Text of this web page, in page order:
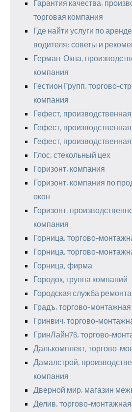
Гарантия качества,
торговая компания
Где найти услуги по
водителя: советы и
Герман-Окна,
компания
Гестион Групп, торгово-
компания
Гефест,
Гефест,
Гефест,
Глос, стекольный цех
Горизонт, компания
Горизонт, компания по
окон
Горизонт,
компания
Горница, торгово-
Горница, торгово-
Горница, фирма
Городок, группа компаний
Городская служба ремонта
Градъ, торгово-
Гринвич, торгово-
ГринЛайн76, торгово-
Далькомплект, торгово-
Дамалстрой,
компания
Дверной мир, магазин
Делив, торгово-